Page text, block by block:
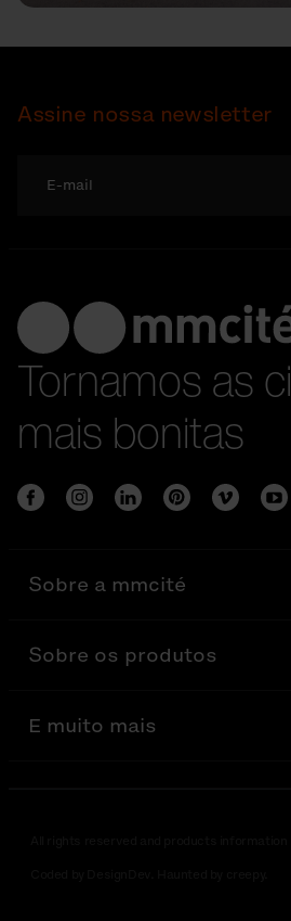
Assine nossa newsletter
Tornamos as
mais bonitas
Sobre a mmcité
Sobre os produtos
E muito mais